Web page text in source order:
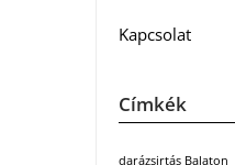
Kapcsolat
Címkék
darázsirtás Balaton